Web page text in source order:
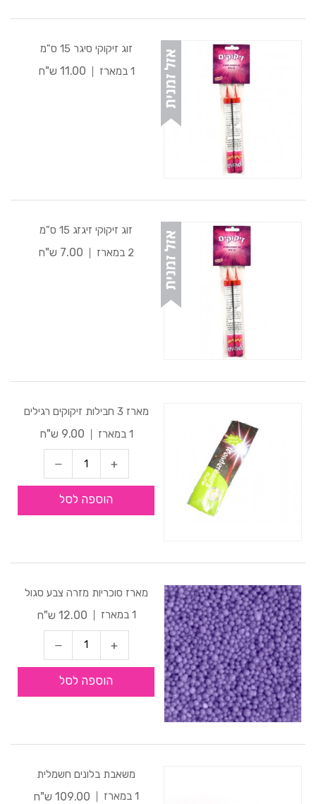
זוג זיקוקי סיגר 15 ס"מ
1 במארז
11.00 ש"ח
זוג זיקוקי זיגזג 15 ס"מ
2 במארז
7.00 ש"ח
מארז 3 חבילות זיקוקים רגילים
1 במארז
9.00 ש"ח
הוספה לסל
מארז סוכריות מזרה צבע סגול
1 במארז
12.00 ש"ח
הוספה לסל
משאבת בלונים חשמלית
1 במארז
109.00 ש"ח